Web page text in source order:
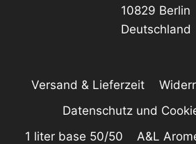
10829 Berlin
Deutschland
Versand & Lieferzeit
Datenschutz und
1 liter base 50/50
A&L